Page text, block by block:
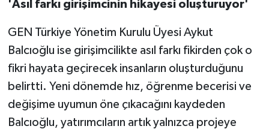
'Asıl farkı girişimcinin hikayesi oluşturuyor'
GEN Türkiye Yönetim Kurulu Üyesi Aykut
Balcıoğlu ise girişimcilikte asıl farkı fikirden çok o
fikri hayata geçirecek insanların oluşturduğunu
belirtti. Yeni dönemde hız, öğrenme becerisi ve
değişime uyumun öne çıkacağını kaydeden
Balcıoğlu, yatırımcıların artık yalnızca projeye